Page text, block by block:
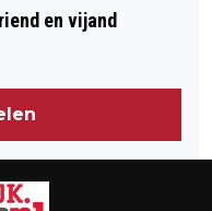
en vijand